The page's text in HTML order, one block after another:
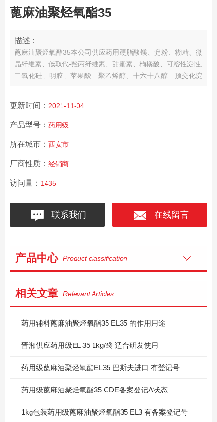
蓖麻油聚烃氧酯35
描述：
蓖麻油聚烃氧酯35本公司供应药用硬脂酸镁、淀粉、糊精、微
晶纤维素、低取代-羟丙纤维素、甜蜜素、枸橼酸、可溶性淀性,
二氧化硅、明胶、苹果酸、聚乙烯醇、十六十八醇、预交化淀
石酸、甲基纤维素、乙基纤维素、环糊精、木糖醇、二氧化
钛、液体石蜡（轻质、重质）、聚维酮K30、,聚丙
更新时间： 2021-11-04
产品型号： 药用级
所在城市： 西安市
厂商性质： 经销商
访问量： 1435
联系我们 在线留言
产品中心 Product classification
相关文章 Relevant Articles
药用辅料蓖麻油聚烃氧酯35 EL35 的作用用途
晋湘供应药用级EL 35 1kg/袋 适合研发使用
药用级蓖麻油聚烃氧酯EL35 巴斯夫进口 有登记号
药用级蓖麻油聚烃氧酯35 CDE备案登记A状态
1kg包装药用级蓖麻油聚烃氧酯35 EL3 有备案登记号